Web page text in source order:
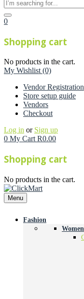
0
Shopping cart
No products in the cart.
My Wishlist (0)
Vendor Registration
Store setup guide
Vendors
Checkout
Log in or Sign up
0 My Cart R0.00
Shopping cart
No products in the cart.
Menu
Fashion